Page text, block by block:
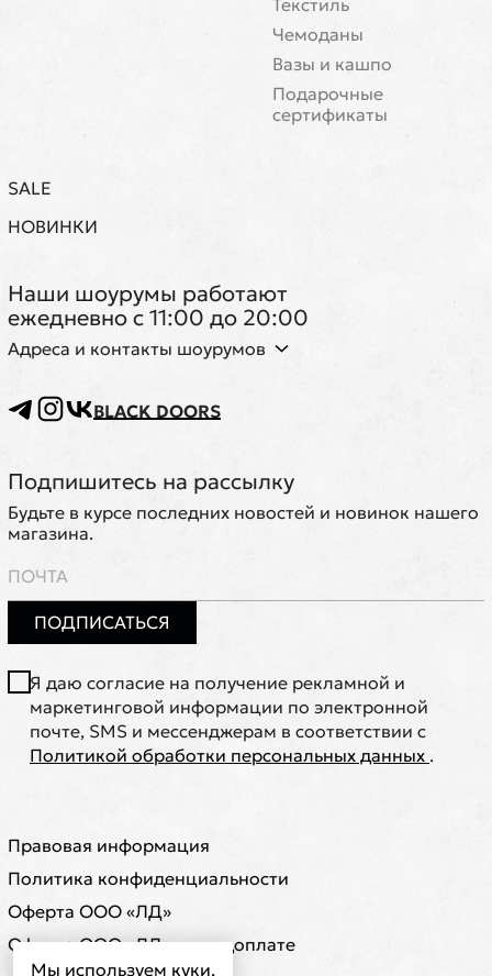
Чемоданы
Вазы и кашпо
Подарочные
сертификаты
SALE
НОВИНКИ
Наши шоурумы работают
ежедневно с 11:00 до 20:00
Адреса и контакты шоурумов
BLACK DOORS
Подпишитесь на рассылку
Будьте в курсе последних новостей и новинок нашего
магазина.
ПОДПИСАТЬСЯ
Я даю согласие на получение рекламной и
маркетинговой информации по электронной
почте, SMS и мессенджерам в соответствии с
Политикой обработки персональных данных .
Правовая информация
Политика конфиденциальности
Оферта ООО «ЛД»
Оферта ООО «ЛД» о предоплате
Мы используем куки,